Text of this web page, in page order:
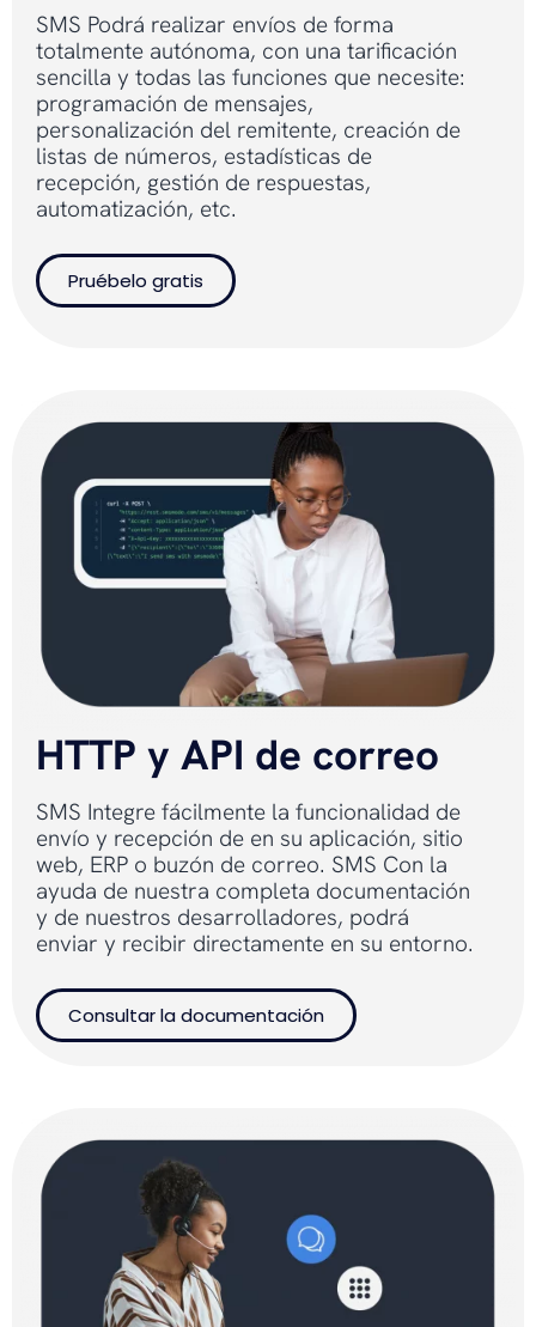
SMS Podrá realizar envíos de forma
totalmente autónoma, con una tarificación
sencilla y todas las funciones que necesite:
programación de mensajes,
personalización del remitente, creación de
listas de números, estadísticas de
recepción, gestión de respuestas,
automatización, etc.
Pruébelo gratis
HTTP y API de correo
SMS Integre fácilmente la funcionalidad de
envío y recepción de en su aplicación, sitio
web, ERP o buzón de correo. SMS Con la
ayuda de nuestra completa documentación
y de nuestros desarrolladores, podrá
enviar y recibir directamente en su entorno.
Consultar la documentación